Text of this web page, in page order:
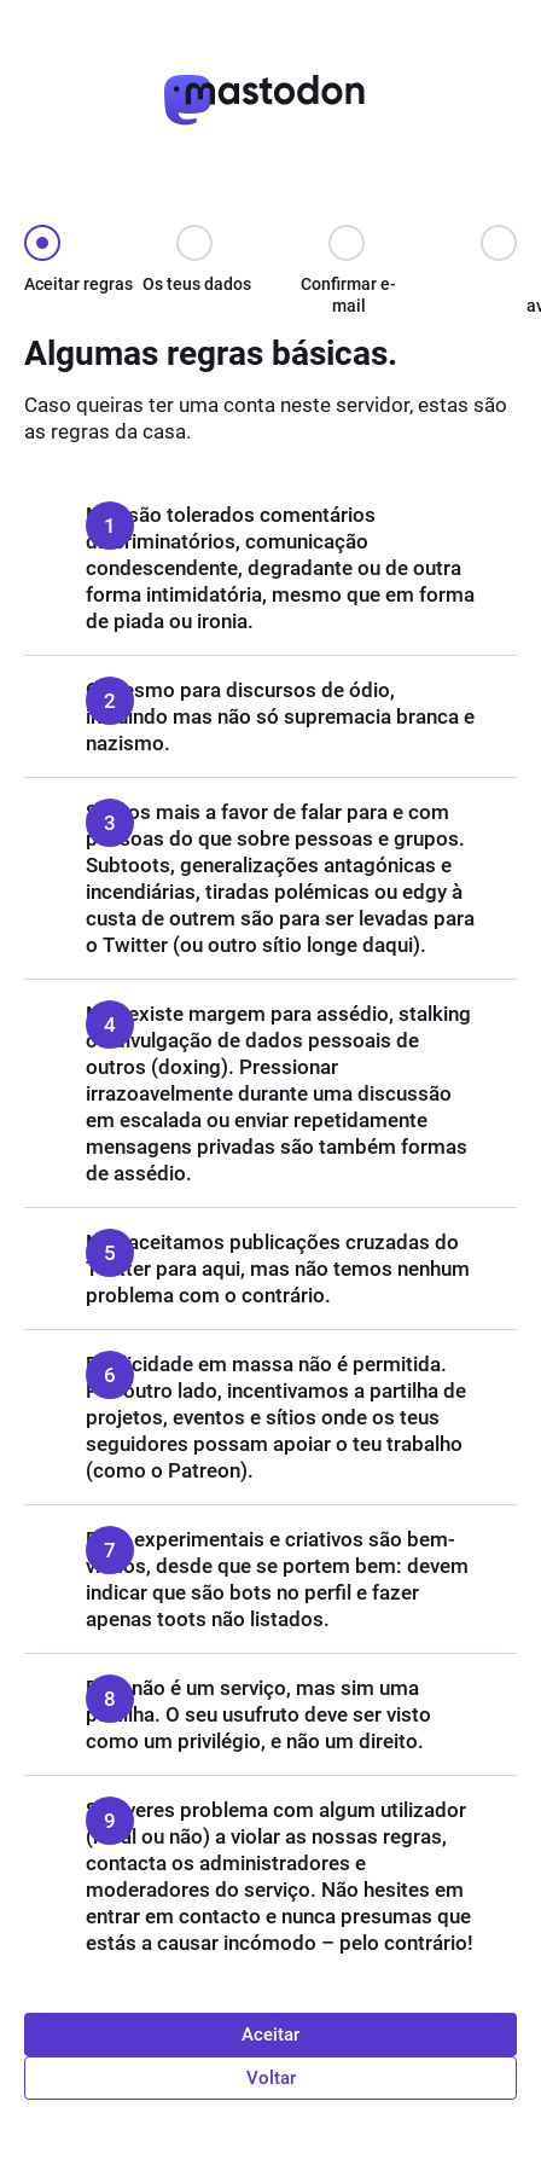
Aceitar regras Os teus dados
Confirmar e-
mail
Algumas regras básicas.
Caso queiras ter uma conta neste servidor, estas são
as regras da casa.
Não são tolerados comentários
discriminatórios, comunicação
condescendente, degradante ou de outra
forma intimidatória, mesmo que em forma
de piada ou ironia.
O mesmo para discursos de ódio,
incluindo mas não só supremacia branca e
nazismo.
Somos mais a favor de falar para e com
pessoas do que sobre pessoas e grupos.
Subtoots, generalizações antagónicas e
incendiárias, tiradas polémicas ou edgy à
custa de outrem são para ser levadas para
o Twitter (ou outro sítio longe daqui).
Não existe margem para assédio, stalking
ou divulgação de dados pessoais de
outros (doxing). Pressionar
irrazoavelmente durante uma discussão
em escalada ou enviar repetidamente
mensagens privadas são também formas
de assédio.
Não aceitamos publicações cruzadas do
Twitter para aqui, mas não temos nenhum
problema com o contrário.
Publicidade em massa não é permitida.
Por outro lado, incentivamos a partilha de
projetos, eventos e sítios onde os teus
seguidores possam apoiar o teu trabalho
(como o Patreon).
Bots experimentais e criativos são bem-
vindos, desde que se portem bem: devem
indicar que são bots no perfil e fazer
apenas toots não listados.
Este não é um serviço, mas sim uma
partilha. O seu usufruto deve ser visto
como um privilégio, e não um direito.
Se tiveres problema com algum utilizador
(local ou não) a violar as nossas regras,
contacta os administradores e
moderadores do serviço. Não hesites em
entrar em contacto e nunca presumas que
estás a causar incómodo – pelo contrário!
Aceitar
Voltar